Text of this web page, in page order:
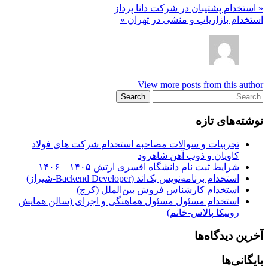
« استخدام پشتیبان در شرکت دانا پرداز
استخدام بازاریاب و منشی در تهران »
View more posts from this author
نوشته‌های تازه
تجربیات و سوالات مصاحبه استخدام شرکت های فولاد
کاویان و ذوب آهن شاهرود
شرایط ثبت نام دانشگاه افسری ارتش ۱۴۰۵ – ۱۴۰۶
استخدام برنامه‌نویس بک‌اند (Backend Developer-شیراز)
استخدام کارشناس فروش بین‌الملل (کرج)
استخدام مسئول مسئول هماهنگی و اجرای (سالن همایش
رونیکا پالاس-خانم)
آخرین دیدگاه‌ها
بایگانی‌ها